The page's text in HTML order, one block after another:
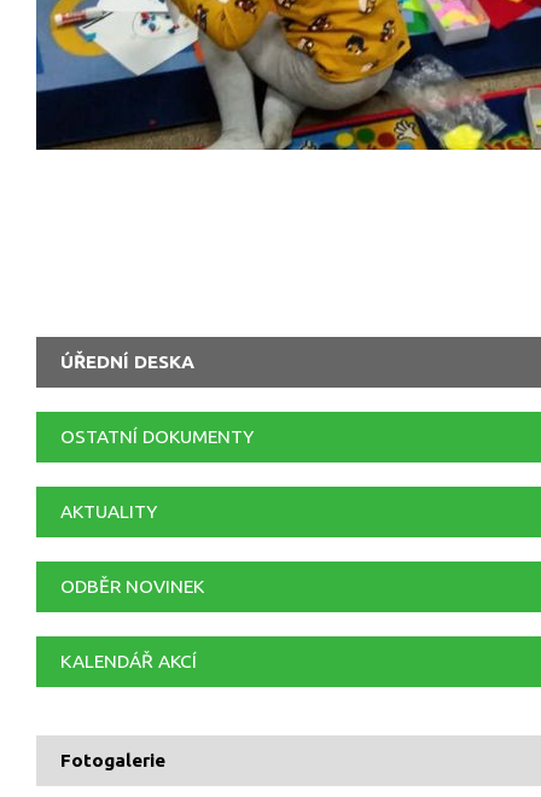
ÚŘEDNÍ DESKA
OSTATNÍ DOKUMENTY
AKTUALITY
ODBĚR NOVINEK
KALENDÁŘ AKCÍ
Fotogalerie